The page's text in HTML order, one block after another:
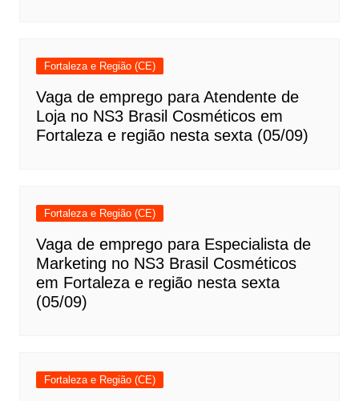
Fortaleza e Região (CE)
Vaga de emprego para Atendente de
Loja no NS3 Brasil Cosméticos em
Fortaleza e região nesta sexta (05/09)
Fortaleza e Região (CE)
Vaga de emprego para Especialista de
Marketing no NS3 Brasil Cosméticos
em Fortaleza e região nesta sexta
(05/09)
Fortaleza e Região (CE)